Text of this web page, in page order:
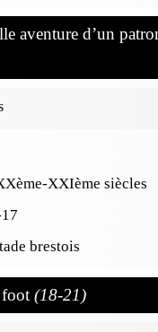
aventure d’un
XXIème siècles
brestois
(18-21)